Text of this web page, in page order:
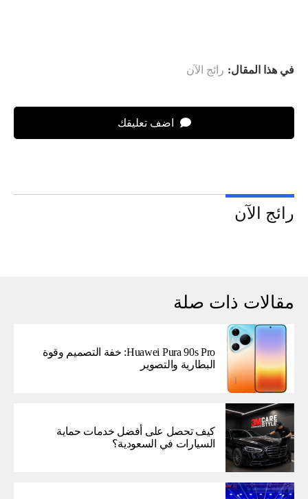
في هذا المقال: رائج الآن
اضف تعليقك
رائج الآن
مقالات ذات صلة
Huawei Pura 90s Pro: خفة التصميم وقوة
البطارية والتصوير
كيف تحصل على أفضل خدمات حماية
السيارات في السعودية؟